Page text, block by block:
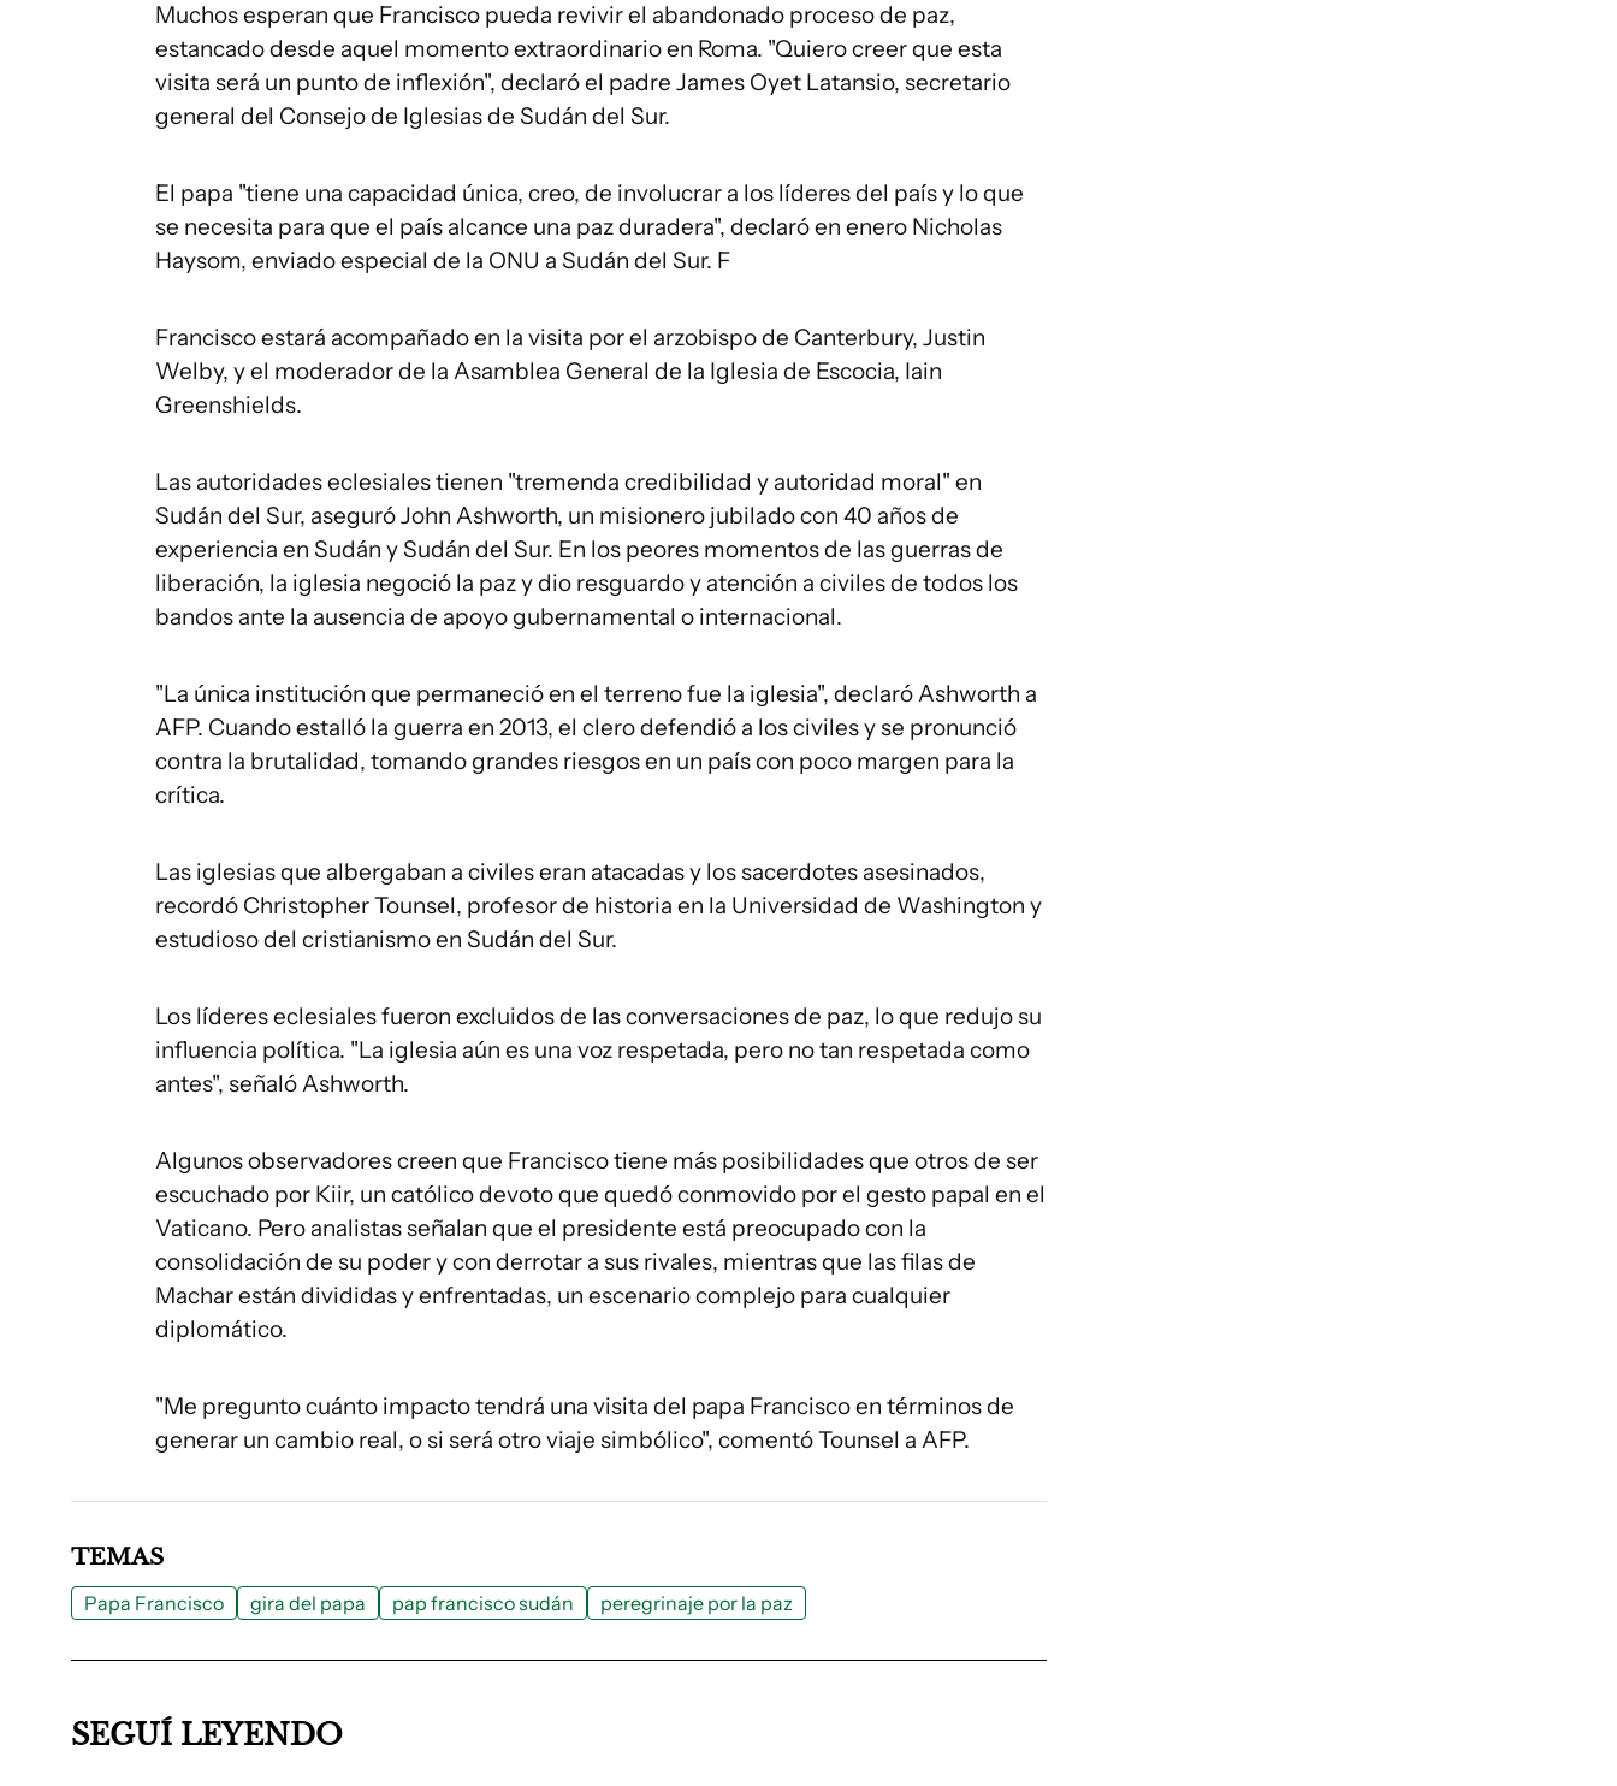
Muchos esperan que Francisco pueda revivir el abandonado proceso de paz,
estancado desde aquel momento extraordinario en Roma. "Quiero creer que esta
visita será un punto de inflexión", declaró el padre James Oyet Latansio, secretario
general del Consejo de Iglesias de Sudán del Sur.
El papa "tiene una capacidad única, creo, de involucrar a los líderes del país y lo que
se necesita para que el país alcance una paz duradera", declaró en enero Nicholas
Haysom, enviado especial de la ONU a Sudán del Sur. F
Francisco estará acompañado en la visita por el arzobispo de Canterbury, Justin
Welby, y el moderador de la Asamblea General de la Iglesia de Escocia, Iain
Greenshields.
Las autoridades eclesiales tienen "tremenda credibilidad y autoridad moral" en
Sudán del Sur, aseguró John Ashworth, un misionero jubilado con 40 años de
experiencia en Sudán y Sudán del Sur. En los peores momentos de las guerras de
liberación, la iglesia negoció la paz y dio resguardo y atención a civiles de todos los
bandos ante la ausencia de apoyo gubernamental o internacional.
"La única institución que permaneció en el terreno fue la iglesia", declaró Ashworth a
AFP. Cuando estalló la guerra en 2013, el clero defendió a los civiles y se pronunció
contra la brutalidad, tomando grandes riesgos en un país con poco margen para la
crítica.
Las iglesias que albergaban a civiles eran atacadas y los sacerdotes asesinados,
recordó Christopher Tounsel, profesor de historia en la Universidad de Washington y
estudioso del cristianismo en Sudán del Sur.
Los líderes eclesiales fueron excluidos de las conversaciones de paz, lo que redujo su
influencia política. "La iglesia aún es una voz respetada, pero no tan respetada como
antes", señaló Ashworth.
Algunos observadores creen que Francisco tiene más posibilidades que otros de ser
escuchado por Kiir, un católico devoto que quedó conmovido por el gesto papal en el
Vaticano. Pero analistas señalan que el presidente está preocupado con la
consolidación de su poder y con derrotar a sus rivales, mientras que las filas de
Machar están divididas y enfrentadas, un escenario complejo para cualquier
diplomático.
"Me pregunto cuánto impacto tendrá una visita del papa Francisco en términos de
generar un cambio real, o si será otro viaje simbólico", comentó Tounsel a AFP.
TEMAS
Papa Francisco gira del papa pap francisco sudán peregrinaje por la paz
SEGUÍ LEYENDO